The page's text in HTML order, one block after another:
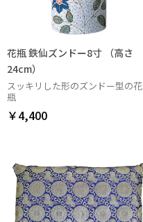
花瓶 鉄仙ズンドー8寸 （高さ
24cm）
スッキリした形のズンドー型の花
瓶
￥4,400